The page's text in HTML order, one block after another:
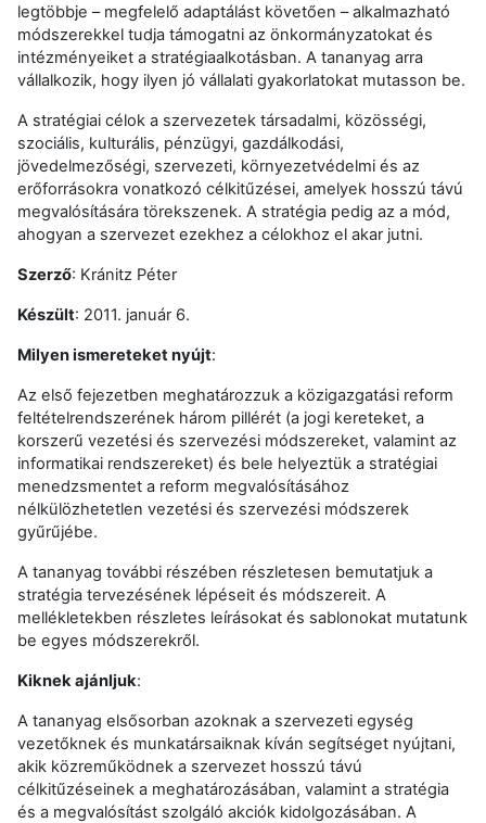
legtöbbje – megfelelő adaptálást követően – alkalmazható
módszerekkel tudja támogatni az önkormányzatokat és
intézményeiket a stratégiaalkotásban. A tananyag arra
vállalkozik, hogy ilyen jó vállalati gyakorlatokat mutasson be.
A stratégiai célok a szervezetek társadalmi, közösségi,
szociális, kulturális, pénzügyi, gazdálkodási,
jövedelmezőségi, szervezeti, környezetvédelmi és az
erőforrásokra vonatkozó célkitűzései, amelyek hosszú távú
megvalósítására törekszenek. A stratégia pedig az a mód,
ahogyan a szervezet ezekhez a célokhoz el akar jutni.
Szerző: Kránitz Péter
Készült: 2011. január 6.
Milyen ismereteket nyújt:
Az első fejezetben meghatározzuk a közigazgatási reform
feltételrendszerének három pillérét (a jogi kereteket, a
korszerű vezetési és szervezési módszereket, valamint az
informatikai rendszereket) és bele helyeztük a stratégiai
menedzsmentet a reform megvalósításához
nélkülözhetetlen vezetési és szervezési módszerek
gyűrűjébe.
A tananyag további részében részletesen bemutatjuk a
stratégia tervezésének lépéseit és módszereit. A
mellékletekben részletes leírásokat és sablonokat mutatunk
be egyes módszerekről.
Kiknek ajánljuk:
A tananyag elsősorban azoknak a szervezeti egység
vezetőknek és munkatársaiknak kíván segítséget nyújtani,
akik közreműködnek a szervezet hosszú távú
célkitűzéseinek a meghatározásában, valamint a stratégia
és a megvalósítást szolgáló akciók kidolgozásában. A